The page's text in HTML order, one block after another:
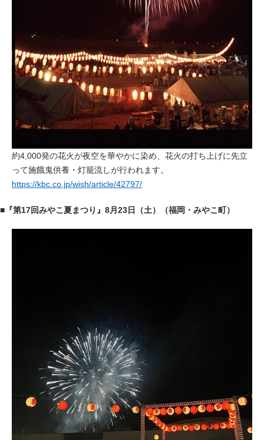
約4,000発の花火が夜空を華やかに染め、花火の打ち上げに先立
って施餓鬼供養・灯籠流しが行われます。
https://kbc.co.jp/wish/article/42797/
■『第17回みやこ夏まつり』8月23日（土）（福岡・みやこ町）